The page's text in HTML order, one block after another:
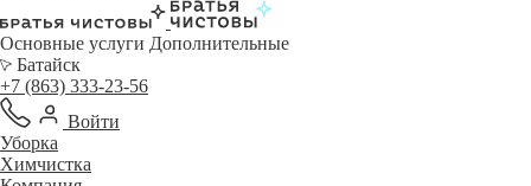
Основные услуги Дополнительные
Батайск
+7 (863) 333-23-56
Войти
Уборка
Химчистка